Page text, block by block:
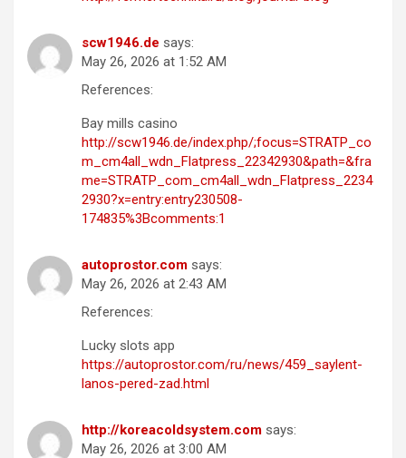
scw1946.de says:
May 26, 2026 at 1:52 AM
References:
Bay mills casino
http://scw1946.de/index.php/;focus=STRATP_co
m_cm4all_wdn_Flatpress_22342930&path=&fra
me=STRATP_com_cm4all_wdn_Flatpress_2234
2930?x=entry:entry230508-
174835%3Bcomments:1
autoprostor.com says:
May 26, 2026 at 2:43 AM
References:
Lucky slots app
https://autoprostor.com/ru/news/459_saylent-
lanos-pered-zad.html
http://koreacoldsystem.com says:
May 26, 2026 at 3:00 AM